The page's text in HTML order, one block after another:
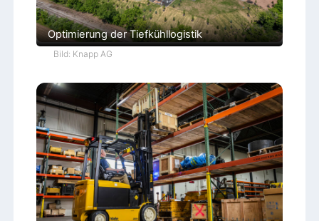
Optimierung der Tiefkühllogistik
Bild: Knapp AG